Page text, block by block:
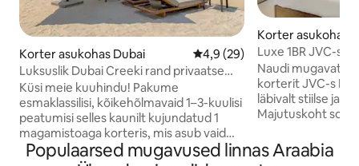
Korter asukohas Dubai Keskmine hinnang 4,9/5, 29
4,9 (29)
Luksuslik Dubai Creeki rand privaatse
laguuniga
Küsi meie kuuhindu! Pakume
esmaklassilisi, kõikehõlmavaid 1–3-kuulisi
peatumisi selles kaunilt kujundatud 1
magamistoaga korteris, mis asub vaid
50 m kaugusel Dubai Creeki laguunist.
Korter asukohas
Luxe 1BR JVC-s
vaatega
Naudi mugavat
korterit JVC-s
läbivalt stiilse ja
Majutuskoht
seal on mugav
köök ja
Populaarsed mugavused linnas Araabia